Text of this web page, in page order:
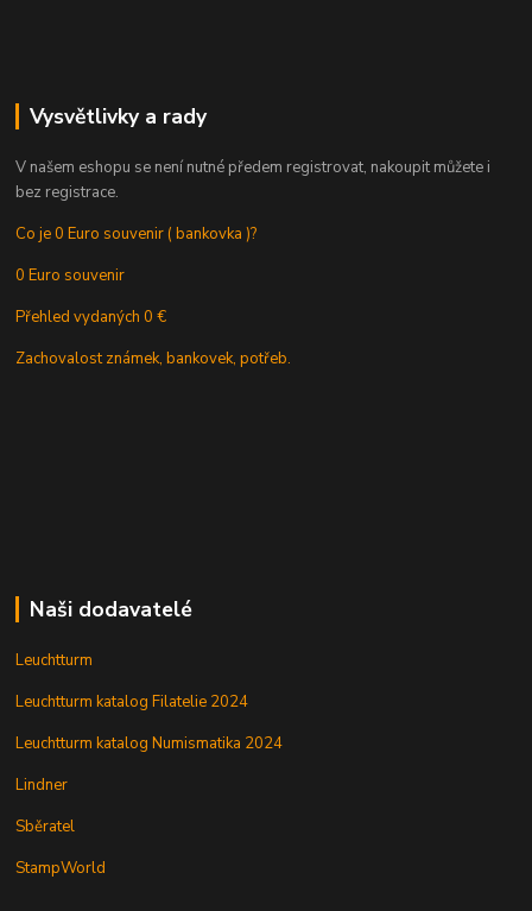
Vysvětlivky a rady
V našem eshopu se není nutné předem registrovat, nakoupit můžete i
bez registrace.
Co je 0 Euro souvenir ( bankovka )?
0 Euro souvenir
Přehled vydaných 0 €
Zachovalost známek, bankovek, potřeb.
Naši dodavatelé
Leuchtturm
Leuchtturm katalog Filatelie 2024
Leuchtturm katalog Numismatika 2024
Lindner
Sběratel
StampWorld